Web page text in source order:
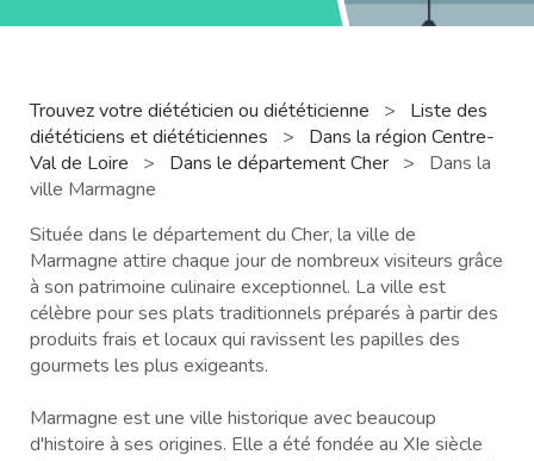
Trouvez votre diététicien ou diététicienne >
Liste des
diététiciens et diététiciennes
>
Dans la région Centre-
Val de Loire
> Dans le département Cher >
Dans la
ville Marmagne
Située dans le département du Cher, la ville de
Marmagne attire chaque jour de nombreux visiteurs grâce
à son patrimoine culinaire exceptionnel. La ville est
célèbre pour ses plats traditionnels préparés à partir des
produits frais et locaux qui ravissent les papilles des
gourmets les plus exigeants.
Marmagne est une ville historique avec beaucoup
d'histoire à ses origines. Elle a été fondée au XIe siècle